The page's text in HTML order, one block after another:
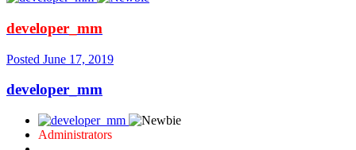
developer_mm
Posted June 17, 2019
developer_mm
Administrators